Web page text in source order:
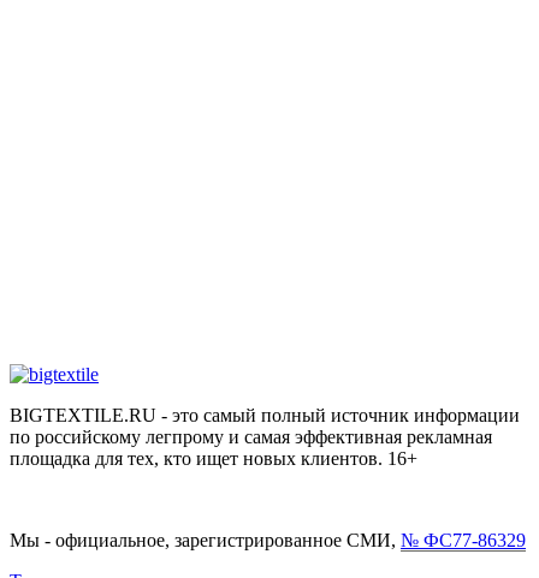
BIGTEXTILE.RU - это самый полный источник информации
по российскому легпрому и самая эффективная рекламная
площадка для тех, кто ищет новых клиентов. 16+
Мы - официальное, зарегистрированное СМИ, № ФС77-86329